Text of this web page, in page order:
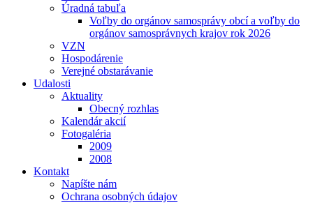
Úradná tabuľa
Voľby do orgánov samosprávy obcí a voľby do
orgánov samosprávnych krajov rok 2026
VZN
Hospodárenie
Verejné obstarávanie
Udalosti
Aktuality
Obecný rozhlas
Kalendár akcií
Fotogaléria
2009
2008
Kontakt
Napíšte nám
Ochrana osobných údajov